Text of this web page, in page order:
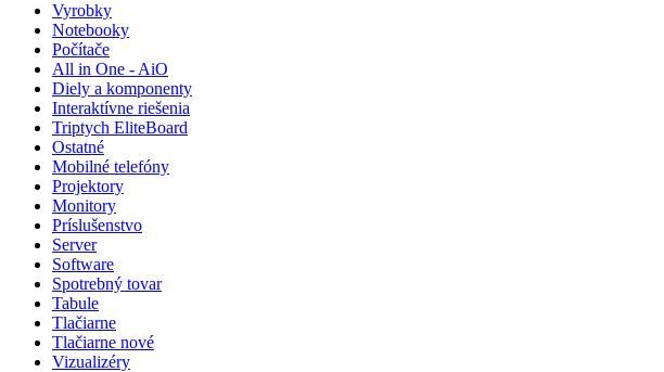
Vyrobky
Notebooky
Počítače
All in One - AiO
Diely a komponenty
Interaktívne riešenia
Triptych EliteBoard
Ostatné
Mobilné telefóny
Projektory
Monitory
Príslušenstvo
Server
Software
Spotrebný tovar
Tabule
Tlačiarne
Tlačiarne nové
Vizualizéry